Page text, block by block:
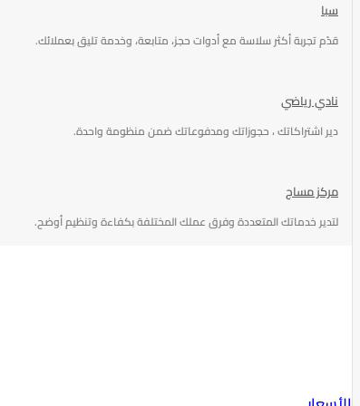
سبا
قدّم تجربة أكثر سلاسة مع أدوات حجز، متابعة، وخدمة تليق بعملائك.
نادي رياضي
دير اشتراكاتك ، حجوزاتك ومدفوعاتك ضمن منظومة واحدة.
مركز مساج
لتدير خدماتك المتعددة وفرق عملك المختلفة بكفاءة وتنظيم أوضح.